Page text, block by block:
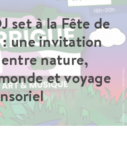
set à la Fête de
: une invitation
nature,
et voyage